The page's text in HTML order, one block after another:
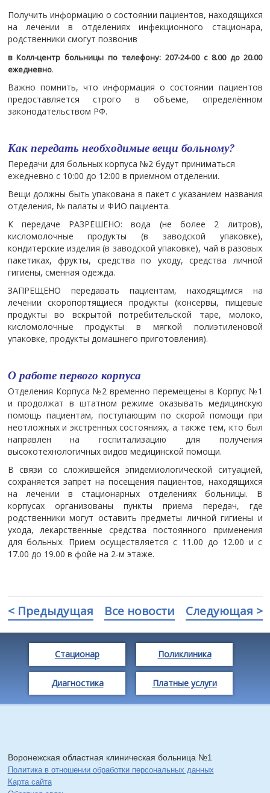
Получить информацию о состоянии пациентов, находящихся
на лечении в отделениях инфекционного стационара,
родственники смогут позвонив
в Колл-центр больницы по телефону: 207-24-00 с 8.00 до 20.00
ежедневно.
Важно помнить, что информация о состоянии пациентов
предоставляется строго в объеме, определённом
законодательством РФ.
Как передать необходимые вещи больному?
Передачи для больных корпуса №2 будут приниматься
ежедневно с 10:00 до 12:00 в приемном отделении.
Вещи должны быть упакована в пакет с указанием названия
отделения, № палаты и ФИО пациента.
К передаче РАЗРЕШЕНО: вода (не более 2 литров),
кисломолочные продукты (в заводской упаковке),
кондитерские изделия (в заводской упаковке), чай в разовых
пакетиках, фрукты, средства по уходу, средства личной
гигиены, сменная одежда.
ЗАПРЕЩЕНО передавать пациентам, находящимся на
лечении скоропортящиеся продукты (консервы, пищевые
продукты во вскрытой потребительской таре, молоко,
кисломолочные продукты в мягкой полиэтиленовой
упаковке, продукты домашнего приготовления).
О работе первого корпуса
Отделения Корпуса №2 временно перемещены в Корпус №1
и продолжат в штатном режиме оказывать медицинскую
помощь пациентам, поступающим по скорой помощи при
неотложных и экстренных состояниях, а также тем, кто был
направлен на госпитализацию для получения
высокотехнологичных видов медицинской помощи.
В связи со сложившейся эпидемиологической ситуацией,
сохраняется запрет на посещения пациентов, находящихся
на лечении в стационарных отделениях больницы. В
корпусах организованы пункты приема передач, где
родственники могут оставить предметы личной гигиены и
ухода, лекарственные средства постоянного применения
для больных. Прием осуществляется с 11.00 до 12.00 и с
17.00 до 19.00 в фойе на 2-м этаже.
< Предыдущая Все новости Следующая >
Стационар Поликлиника
Диагностика Платные услуги
Воронежская областная клиническая больница №1
Политика в отношении обработки персональных данных
Карта сайта